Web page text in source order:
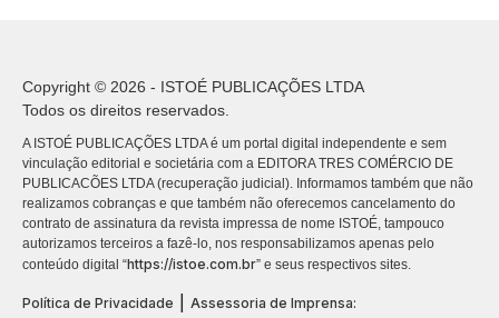
Copyright © 2026 - ISTOÉ PUBLICAÇÕES LTDA
Todos os direitos reservados.
A ISTOÉ PUBLICAÇÕES LTDA é um portal digital independente e sem
vinculação editorial e societária com a EDITORA TRES COMÉRCIO DE
PUBLICACÕES LTDA (recuperação judicial). Informamos também que não
realizamos cobranças e que também não oferecemos cancelamento do
contrato de assinatura da revista impressa de nome ISTOÉ, tampouco
autorizamos terceiros a fazê-lo, nos responsabilizamos apenas pelo
conteúdo digital “https://istoe.com.br” e seus respectivos sites.
Política de Privacidade Assessoria de Imprensa: